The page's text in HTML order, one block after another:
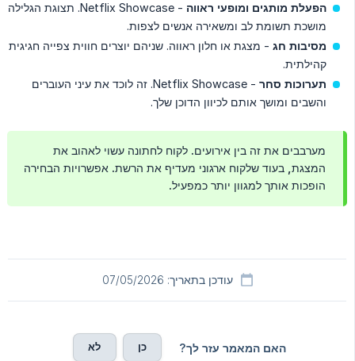
הפעלת מותגים ומופעי ראווה
- Netflix Showcase. תצוגת הגלילה
מושכת תשומת לב ומשאירה אנשים לצפות.
מסיבות חג - מצגת או חלון ראווה. שניהם יוצרים חווית צפייה חגיגית
קהילתית.
תערוכות סחר
- Netflix Showcase. זה לוכד את עיני העוברים
והשבים ומושך אותם לכיוון הדוכן שלך.
מערבבים את זה בין אירועים. לקוח לחתונה עשוי לאהוב את
המצגת, בעוד שלקוח ארגוני מעדיף את הרשת. אפשרויות הבחירה
הופכות אותך למגוון יותר כמפעיל.
עודכן בתאריך: 07/05/2026
האם המאמר עזר לך? כן לא